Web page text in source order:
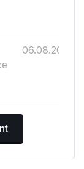
06.08.2026